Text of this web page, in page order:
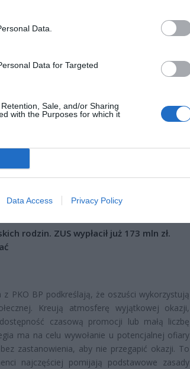
Data.
Data for Targeted
Sale, and/or Sharing
with the Purposes for which it
Data Access Privacy Policy
fryer tańszy aż o 150 zł, a to dopiero
rodzin. ZUS wypłacił już 173 mln zł.
z PKO BP podkreślają, że oszuści wykorzystują
Kreują atmosferę wyjątkowej okazji,
czasową promocji lub małą liczbę
ma na celu wywołanie u potencjalnej ofiary
zastanowienia, aby nie przegapić okazji. To
najczęściej pomijają podstawowe zasady